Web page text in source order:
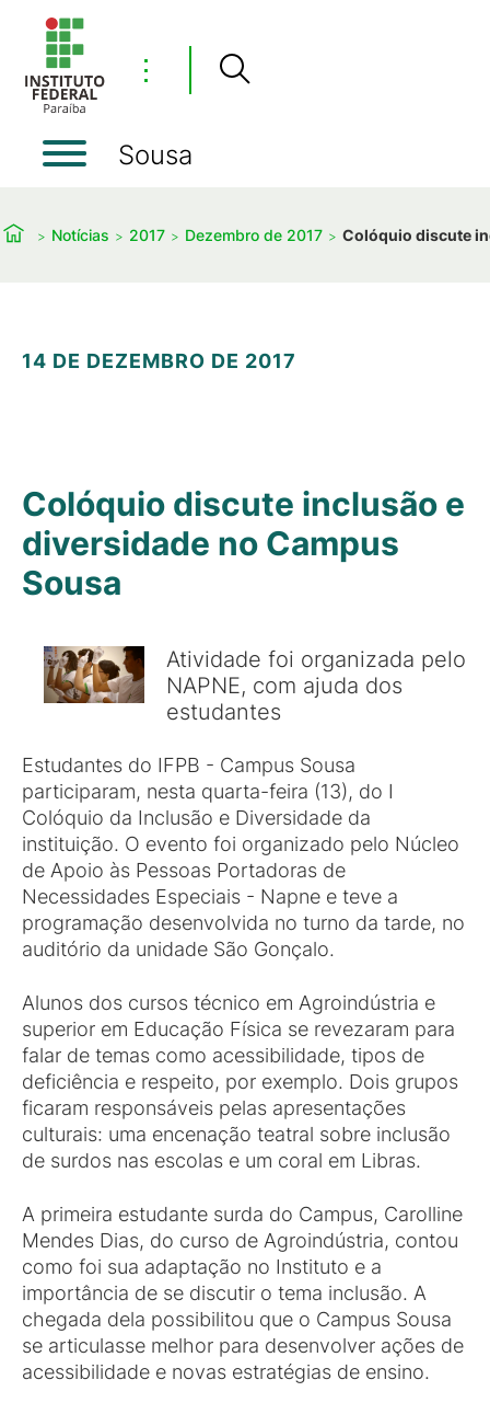
⋮
Sousa
Notícias 2017 Dezembro de 2017 Colóquio discute
14 DE DEZEMBRO DE 2017
Colóquio discute inclusão e
diversidade no Campus
Sousa
Atividade foi organizada pelo
NAPNE, com ajuda dos
estudantes
Estudantes do IFPB - Campus Sousa
participaram, nesta quarta-feira (13), do I
Colóquio da Inclusão e Diversidade da
instituição. O evento foi organizado pelo Núcleo
de Apoio às Pessoas Portadoras de
Necessidades Especiais - Napne e teve a
programação desenvolvida no turno da tarde, no
auditório da unidade São Gonçalo.
Alunos dos cursos técnico em Agroindústria e
superior em Educação Física se revezaram para
falar de temas como acessibilidade, tipos de
deficiência e respeito, por exemplo. Dois grupos
ficaram responsáveis pelas apresentações
culturais: uma encenação teatral sobre inclusão
de surdos nas escolas e um coral em Libras.
A primeira estudante surda do Campus, Carolline
Mendes Dias, do curso de Agroindústria, contou
como foi sua adaptação no Instituto e a
importância de se discutir o tema inclusão. A
chegada dela possibilitou que o Campus Sousa
se articulasse melhor para desenvolver ações de
acessibilidade e novas estratégias de ensino.